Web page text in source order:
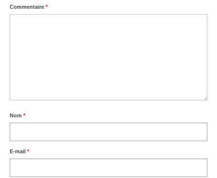
THEMATIQUES
ASTRONOMIE
CONTACT
Commentaire *
Nom *
E-mail *